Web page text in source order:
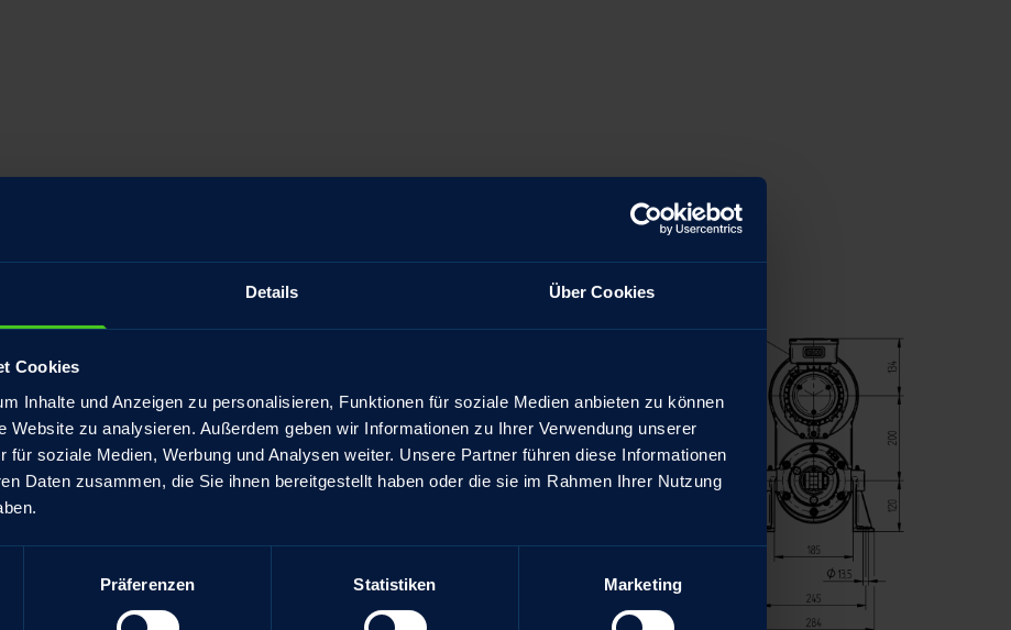
Details Über Cookies
Cookies
Inhalte und Anzeigen zu personalisieren, Funktionen für soziale Medien anbieten zu können
Website zu analysieren. Außerdem geben wir Informationen zu Ihrer Verwendung unserer
für soziale Medien, Werbung und Analysen weiter. Unsere Partner führen diese Informationen
Daten zusammen, die Sie ihnen bereitgestellt haben oder die sie im Rahmen Ihrer Nutzung
Präferenzen Statistiken Marketing